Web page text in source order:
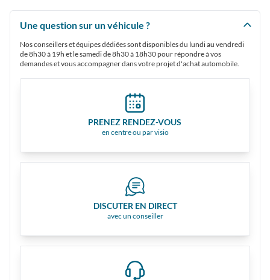
Une question sur un véhicule ?
Nos conseillers et équipes dédiées sont disponibles du lundi au vendredi
de 8h30 à 19h et le samedi de 8h30 à 18h30 pour répondre à vos
demandes et vous accompagner dans votre projet d'achat automobile.
PRENEZ RENDEZ-VOUS
en centre ou par visio
DISCUTER EN DIRECT
avec un conseiller